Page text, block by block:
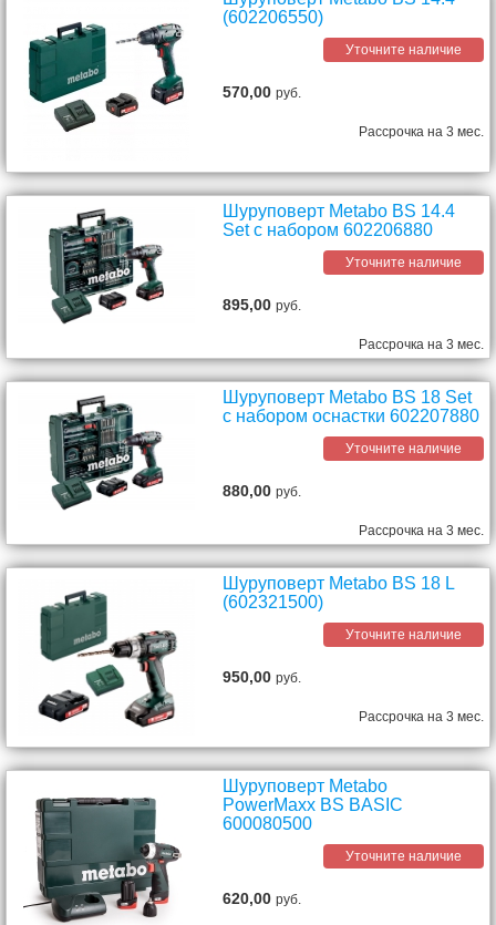
(602206550)
Уточните наличие
570,00руб.
Рассрочка на 3 мес.
Шуруповерт Metabo BS 14.4
Set с набором 602206880
Уточните наличие
895,00руб.
Рассрочка на 3 мес.
Шуруповерт Metabo BS 18 Set
с набором оснастки 602207880
Уточните наличие
880,00руб.
Рассрочка на 3 мес.
Шуруповерт Metabo BS 18 L
(602321500)
Уточните наличие
950,00руб.
Рассрочка на 3 мес.
Шуруповерт Metabo
PowerMaxx BS BASIC
600080500
Уточните наличие
620,00руб.